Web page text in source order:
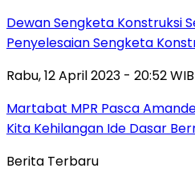
Dewan Sengketa Konstruksi
Penyelesaian Sengketa
Rabu, 12 April 2023 - 20:52 WIB
Martabat MPR Pasca
Kita Kehilangan Ide Dasar
Berita Terbaru